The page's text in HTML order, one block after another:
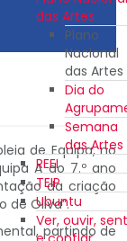
das Artes
Plano
Nacional
das Artes
Dia do
Semana
das Artes
REEI
TEIP
Ubuntu
Ver, ouvir,
de Equipa, no
A do 7.º ano
da criação
de Oliva”.
partindo de